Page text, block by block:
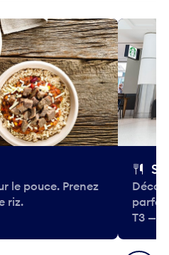
le pouce. Prenez
riz.
T3 —